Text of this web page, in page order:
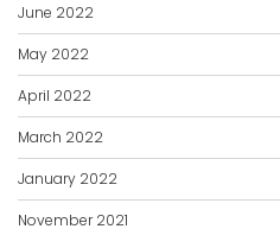
June 2022
May 2022
April 2022
March 2022
January 2022
November 2021